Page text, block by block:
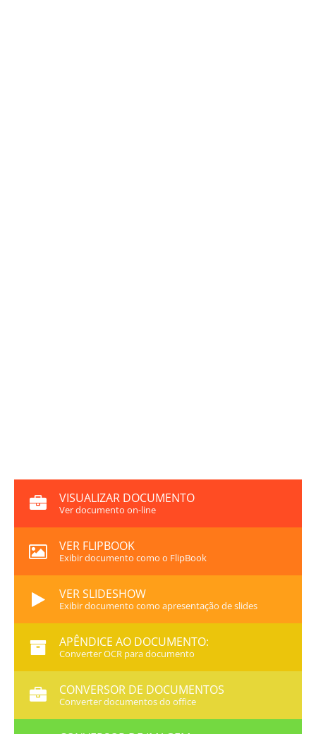
VISUALIZAR DOCUMENTO
Ver documento on-line
VER FLIPBOOK
Exibir documento como o FlipBook
VER SLIDESHOW
Exibir documento como apresentação de slides
APÊNDICE AO DOCUMENTO:
Converter OCR para documento
CONVERSOR DE DOCUMENTOS
Converter documentos do office